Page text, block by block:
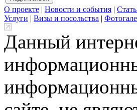
О проекте | Новости и события |
Услуги | Визы и посольства |
Данный